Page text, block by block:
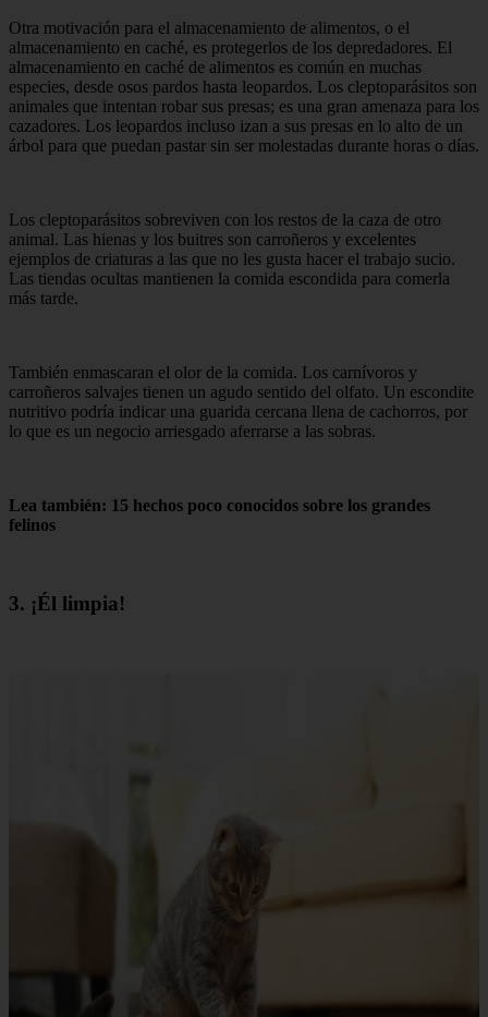
Otra motivación para el almacenamiento de alimentos, o el
almacenamiento en caché, es protegerlos de los depredadores. El
almacenamiento en caché de alimentos es común en muchas
especies, desde osos pardos hasta leopardos. Los cleptoparásitos son
animales que intentan robar sus presas; es una gran amenaza para los
cazadores. Los leopardos incluso izan a sus presas en lo alto de un
árbol para que puedan pastar sin ser molestadas durante horas o días.
Los cleptoparásitos sobreviven con los restos de la caza de otro
animal. Las hienas y los buitres son carroñeros y excelentes
ejemplos de criaturas a las que no les gusta hacer el trabajo sucio.
Las tiendas ocultas mantienen la comida escondida para comerla
más tarde.
También enmascaran el olor de la comida. Los carnívoros y
carroñeros salvajes tienen un agudo sentido del olfato. Un escondite
nutritivo podría indicar una guarida cercana llena de cachorros, por
lo que es un negocio arriesgado aferrarse a las sobras.
Lea también: 15 hechos poco conocidos sobre los grandes
felinos
3. ¡Él limpia!